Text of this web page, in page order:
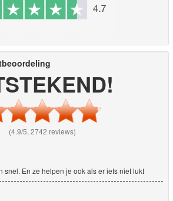
(4.9/5, 2742 reviews)
snel. En ze helpen je ook als er iets niet lukt